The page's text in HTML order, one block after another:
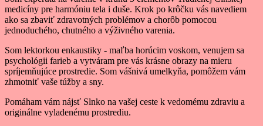
medicíny pre harmóniu tela i duše. Krok po krôčku vás navediem
ako sa zbaviť zdravotných problémov a chorôb pomocou
jednoduchého, chutného a výživného varenia.
Som lektorkou enkaustiky - maľba horúcim voskom, venujem sa
psychológii farieb a vytváram pre vás krásne obrazy na mieru
spríjemňujúce prostredie. Som vášnivá umelkyňa, pomôžem vám
zhmotniť vaše túžby a sny.
Pomáham vám nájsť Slnko na vašej ceste k vedomému zdraviu a
originálne vyladenému prostrediu.